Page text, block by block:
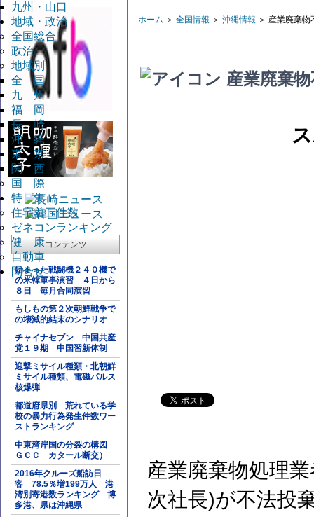
九州・山口
地域・政治
全国総合
政治
地域別
全 国
九 州
福 岡
長 崎
沖 縄
東 京
関 西
国 際
特 集
住宅着工件数
ゼネコンランキング
健 康
自動車
問合せ
コンテンツ
始まった戦闘機２４０機で
の米韓軍事演習 ４日から
８日 毎月合同演習
もしもの第２次朝鮮戦争で
の壊滅的結末のシナリオ
チャイナセブン 中国共産
党１９期 中国習新体制
迎撃ミサイル種類・北朝鮮
ミサイル種類、電磁パルス
核爆弾
都道府県別 荒れている学
校の暴力行為発生件数ワー
ストランキング
中東湾岸国の分裂の構図
ＧＣＣ カタール断交）
2016年クルーズ船訪日
客 78.5％増199万人 港
湾別寄港数ランキング 博
多港、県は沖縄県
ホーム ＞ 全国情報 ＞ 沖縄情報 ＞ 産業廃棄
産業廃棄
産業廃棄物処理
次社長)が不法投